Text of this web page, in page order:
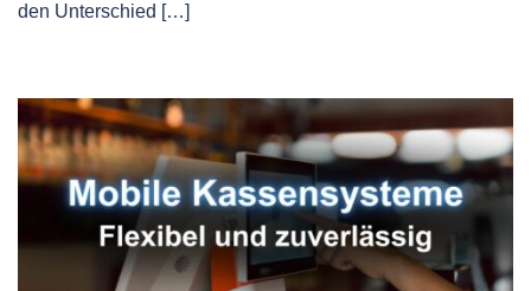
den Unterschied […]